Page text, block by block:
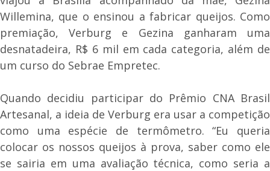
Willemina, que o ensinou a fabricar queijos. Como
premiação, Verburg e Gezina ganharam uma
desnatadeira, R$ 6 mil em cada categoria, além de
um curso do Sebrae Empretec.
Quando decidiu participar do Prêmio CNA Brasil
Artesanal, a ideia de Verburg era usar a competição
como uma espécie de termômetro. “Eu queria
colocar os nossos queijos à prova, saber como ele
se sairia em uma avaliação técnica, como seria a